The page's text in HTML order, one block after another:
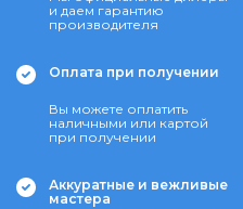
и даем гарантию
производителя
Оплата при получении
Вы можете оплатить
наличными или картой
при получении
Аккуратные и вежливые
мастера